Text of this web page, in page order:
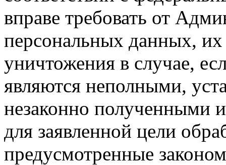
вправе требовать от
персональных данных,
уничтожения в случае,
являются неполными,
незаконно полученными
для заявленной цели
предусмотренные